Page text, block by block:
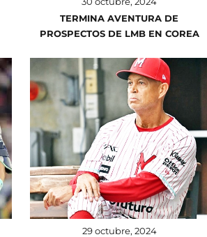
TERMINA AVENTURA DE
PROSPECTOS DE LMB EN COREA
29 octubre, 2024